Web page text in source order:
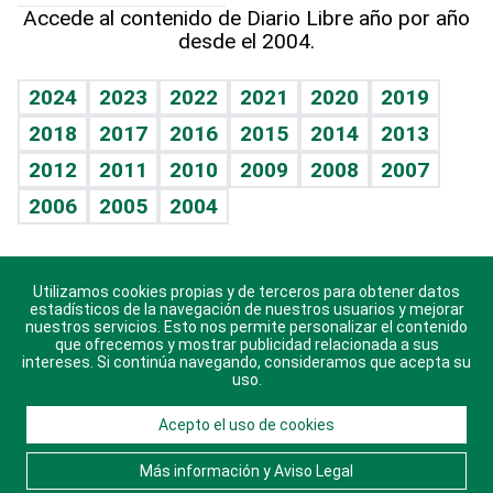
Vida y familia
Eñe
Celebrando la vida
Sin complejos
En pocas palabras
Escuchando al corazón
Economía Personal
TBT Deportivo
Guía del dinero
Horóscopos
Crucigramas
Accede al contenido de Diario Libre año por año
desde el 2004.
2024 2023 2022 2021 2020
2019
2018
2017 2016 2015 2014
2013
2012
2011 2010 2009 2008
2007
2006
2005 2004
Descarga nuestras aplicaciones para Android, iOS y
sistema Huawei.
© 2021 Diario Libre, todos los derechos reservados.
Consulta elAviso Legal. Ponte en Contacto
Utilizamos cookies propias y de terceros para obtener datos
estadísticos de la navegación de nuestros usuarios y mejorar
nuestros servicios. Esto nos permite personalizar el contenido
que ofrecemos y mostrar publicidad relacionada a sus
intereses. Si continúa navegando, consideramos que acepta su
uso.
Acepto el uso de cookies
Más información y Aviso Legal